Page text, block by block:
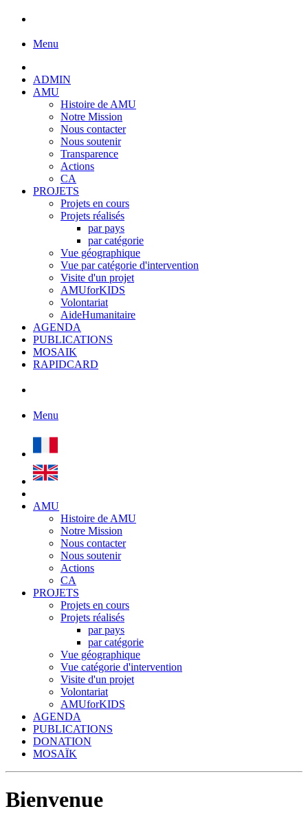
Menu
ADMIN
AMU
Histoire de AMU
Notre Mission
Nous contacter
Nous soutenir
Transparence
Actions
CA
PROJETS
Projets en cours
Projets réalisés
par pays
par catégorie
Vue géographique
Vue par catégorie d'intervention
Visite d'un projet
AMUforKIDS
Volontariat
AideHumanitaire
AGENDA
PUBLICATIONS
MOSAIK
RAPIDCARD
Menu
AMU
Histoire de AMU
Notre Mission
Nous contacter
Nous soutenir
Actions
CA
PROJETS
Projets en cours
Projets réalisés
par pays
par catégorie
Vue géographique
Vue catégorie d'intervention
Visite d'un projet
Volontariat
AMUforKIDS
AGENDA
PUBLICATIONS
DONATION
MOSAÏK
Bienvenue